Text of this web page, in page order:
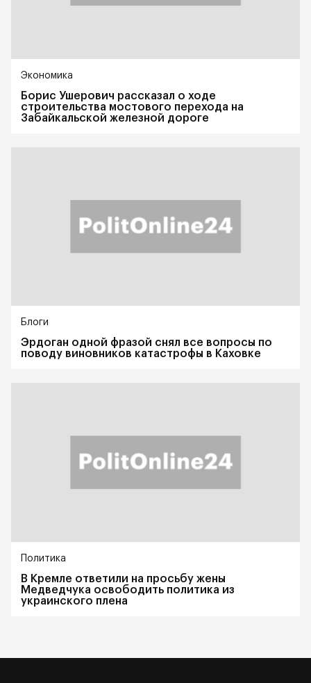
Экономика
Борис Ушерович рассказал о ходе
строительства мостового перехода на
Забайкальской железной дороге
Блоги
Эрдоган одной фразой снял все вопросы по
поводу виновников катастрофы в Каховке
Политика
В Кремле ответили на просьбу жены
Медведчука освободить политика из
украинского плена